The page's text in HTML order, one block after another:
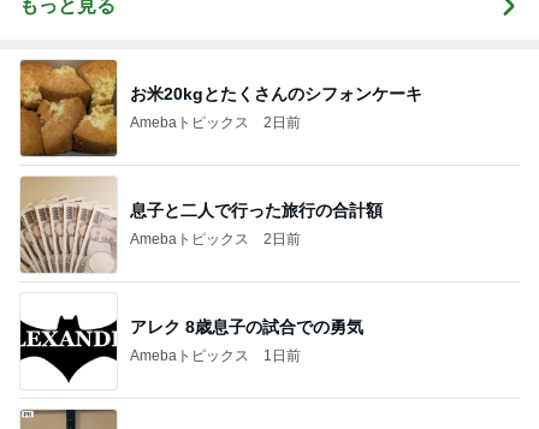
もっと見る
お米20kgとたくさんのシフォンケーキ
Amebaトピックス 2日前
息子と二人で行った旅行の合計額
Amebaトピックス 2日前
アレク 8歳息子の試合での勇気
Amebaトピックス 1日前